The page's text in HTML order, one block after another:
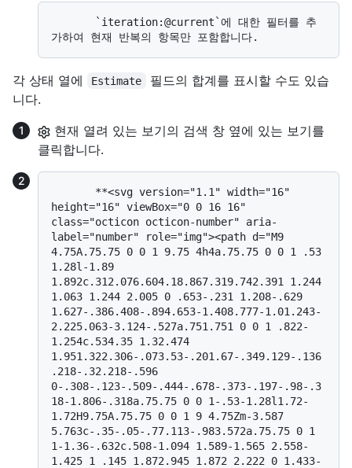
각 상태 열에 Estimate
필드의 합계를 표시할 수도 있습
니다.
현재 열려 있는 보기의 검색 창 옆에 있는 보기를
클릭합니다.
height="16" viewBox="0 0 16 16"
class="octicon octicon-number" aria-
label="number" role="img"><path d="M9
4.75A.75.75 0 0 1 9.75 4h4a.75.75 0 0 1 .53
1.28l-1.89
1.892c.312.076.604.18.867.319.742.391 1.244
1.063 1.244 2.005 0 .653-.231 1.208-.629
1.627-.386.408-.894.653-1.408.777-1.01.243-
2.225.063-3.124-.527a.751.751 0 0 1 .822-
1.254c.534.35 1.32.474
1.951.322.306-.073.53-.201.67-.349.129-.136
.218-.32.218-.596
0-.308-.123-.509-.444-.678-.373-.197-.98-.3
18-1.806-.318a.75.75 0 0 1-.53-1.28l1.72-
1.72H9.75A.75.75 0 0 1 9 4.75Zm-3.587
5.763c-.35-.05-.77.113-.983.572a.75.75 0 1
1-1.36-.632c.508-1.094 1.589-1.565 2.558-
1.425 1 .145 1.872.945 1.872 2.222 0 1.433-